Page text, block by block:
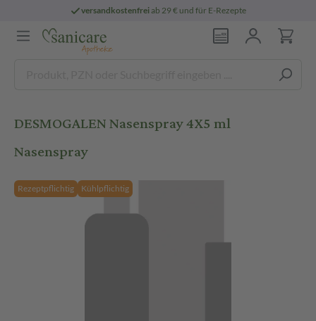
versandkostenfreiab 29 € und für E-Rezepte
DESMOGALEN Nasenspray 4X5 ml
Nasenspray
Rezeptpflichtig Kühlpflichtig